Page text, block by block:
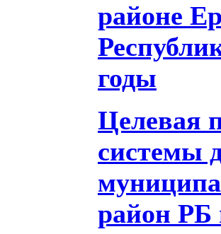
районе
годы
Целевая
системы
район РБ